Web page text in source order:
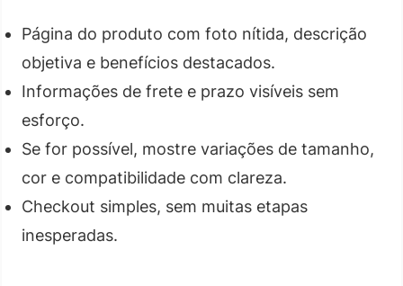
Página do produto com foto nítida, descrição
objetiva e benefícios destacados.
Informações de frete e prazo visíveis sem
esforço.
Se for possível, mostre variações de tamanho,
cor e compatibilidade com clareza.
Checkout simples, sem muitas etapas
inesperadas.